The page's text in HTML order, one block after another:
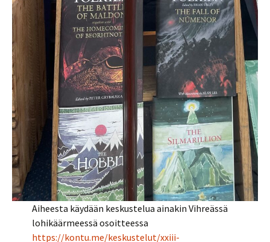
Aiheesta käydään keskustelua ainakin Vihreässä
lohikäärmeessä osoitteessa
https://kontu.me/keskustelut/xxiii-